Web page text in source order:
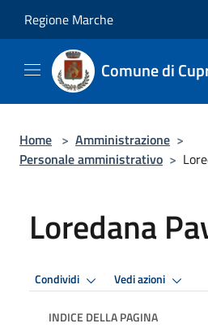
Regione Marche
Comune di
Home > Amministrazione >
Personale amministrativo >
Loredana
Condividi Vedi azioni
INDICE DELLA PAGINA